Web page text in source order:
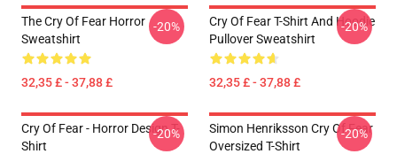
The Cry Of Fear Horror
Sweatshirt
32,35 £ - 37,88 £
-20%
Cry Of Fear T-Shirt And Hoodie
Pullover Sweatshirt
32,35 £ - 37,88 £
-20%
Cry Of Fear - Horror Design T-
Shirt
-20%
Simon Henriksson Cry Of Fear
Oversized T-Shirt
-20%